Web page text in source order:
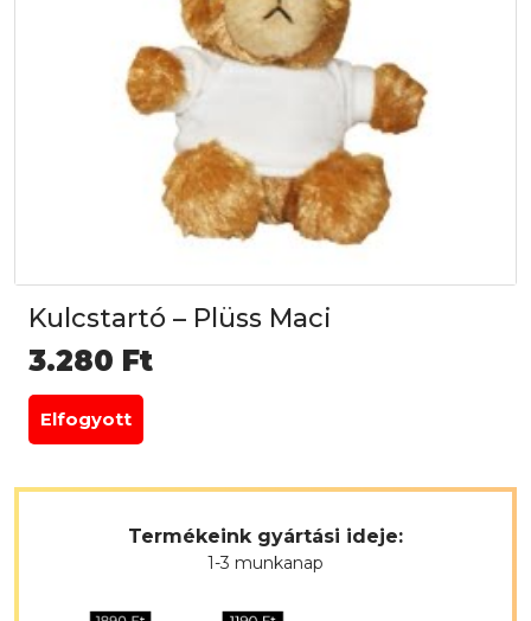
Kulcstartó – Plüss Maci
3.280 Ft
Elfogyott
Termékeink gyártási ideje:
1-3 munkanap